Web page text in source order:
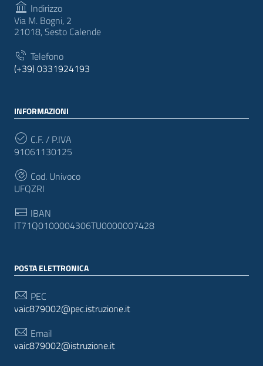
Indirizzo
Via M. Bogni, 2
21018, Sesto Calende
Telefono
(+39) 0331924193
INFORMAZIONI
C.F. / P.IVA
91061130125
Cod. Univoco
UFQZRI
IBAN
IT71Q0100004306TU0000007428
POSTA ELETTRONICA
PEC
vaic879002@pec.istruzione.it
Email
vaic879002@istruzione.it